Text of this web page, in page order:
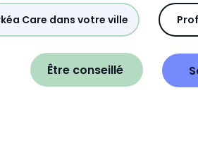
Care dans votre ville
Être conseillé